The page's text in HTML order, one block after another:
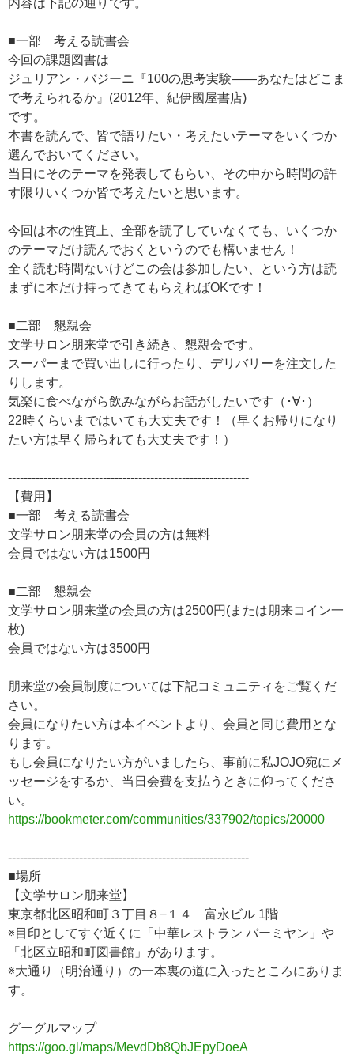
内容は下記の通りです。
■一部 考える読書会
今回の課題図書は
ジュリアン・バジーニ『100の思考実験――あなたはどこま
で考えられるか』(2012年、紀伊國屋書店)
です。
本書を読んで、皆で語りたい・考えたいテーマをいくつか
選んでおいてください。
当日にそのテーマを発表してもらい、その中から時間の許
す限りいくつか皆で考えたいと思います。
今回は本の性質上、全部を読了していなくても、いくつか
のテーマだけ読んでおくというのでも構いません！
全く読む時間ないけどこの会は参加したい、という方は読
まずに本だけ持ってきてもらえればOKです！
■二部 懇親会
文学サロン朋来堂で引き続き、懇親会です。
スーパーまで買い出しに行ったり、デリバリーを注文した
りします。
気楽に食べながら飲みながらお話がしたいです（･∀･）
22時くらいまではいても大丈夫です！（早くお帰りになり
たい方は早く帰られても大丈夫です！）
-------------------------------------------------------------
【費用】
■一部 考える読書会
文学サロン朋来堂の会員の方は無料
会員ではない方は1500円
■二部 懇親会
文学サロン朋来堂の会員の方は2500円(または朋来コイン一
枚)
会員ではない方は3500円
朋来堂の会員制度については下記コミュニティをご覧くだ
さい。
会員になりたい方は本イベントより、会員と同じ費用とな
ります。
もし会員になりたい方がいましたら、事前に私JOJO宛にメ
ッセージをするか、当日会費を支払うときに仰ってくださ
い。
https://bookmeter.com/communities/337902/topics/20000
-------------------------------------------------------------
■場所
【文学サロン朋来堂】
東京都北区昭和町３丁目８−１４ 富永ビル 1階
※目印としてすぐ近くに「中華レストラン バーミヤン」や
「北区立昭和町図書館」があります。
※大通り（明治通り）の一本裏の道に入ったところにありま
す。
グーグルマップ
https://goo.gl/maps/MevdDb8QbJEpyDoeA